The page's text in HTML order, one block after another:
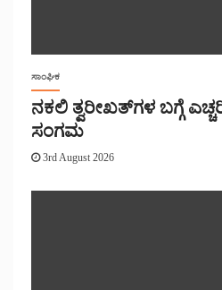
ಸಾಂಘಿಕ
ನಕಲಿ ತ್ವರೀಖತ್‌ಗಳ ಬಗ್ಗೆ
ಸಂಗಮ
3rd August 2026